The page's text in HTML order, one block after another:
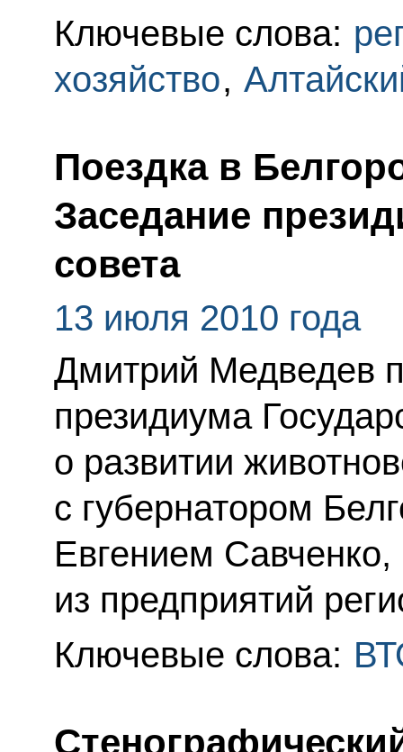
Ключевые слова:
хозяйство,
Поездка в
Заседание
совета
13 июля 2010 года
Дмитрий Медведев
президиума
о развитии
с губернатором
Евгением Савченко,
из предприятий
Ключевые слова: